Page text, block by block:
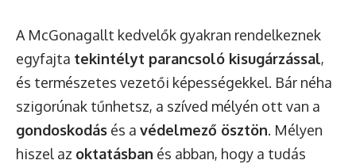
A McGonagallt kedvelők gyakran rendelkeznek
egyfajta tekintélyt parancsoló kisugárzással,
és természetes vezetői képességekkel. Bár néha
szigorúnak tűnhetsz, a szíved mélyén ott van a
gondoskodás és a védelmező ösztön. Mélyen
hiszel az oktatásban és abban, hogy a tudás